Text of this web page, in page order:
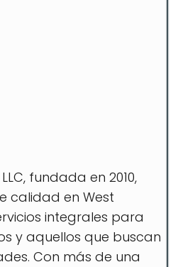
fundada en 2010,
calidad en West
integrales para
y aquellos que buscan
Con más de una